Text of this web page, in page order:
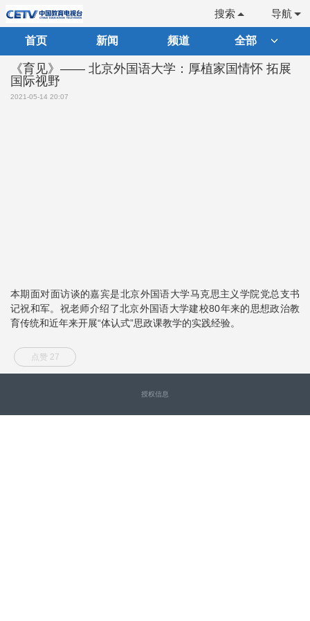
导航
搜索
首页 新闻 频道 全部
《育见》—— 北京外国语大学：厚植家国情怀 拓展
国际视野
2021-05-14 20:07
本期面对面访谈的嘉宾是北京外国语大学马克思主义学院党总支书
记祝和军。祝老师介绍了北京外国语大学建校80年来的思想政治教
育传统和近年来开展“体认式”思政课教学的实践经验。
点赞 27
授权信息